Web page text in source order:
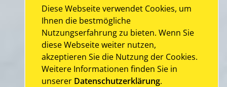
Diese Webseite verwendet Cookies, um
Ihnen die bestmögliche
Nutzungserfahrung zu bieten. Wenn Sie
diese Webseite weiter nutzen,
akzeptieren Sie die Nutzung der Cookies.
Weitere Informationen finden Sie in
unserer Datenschutzerklärung.